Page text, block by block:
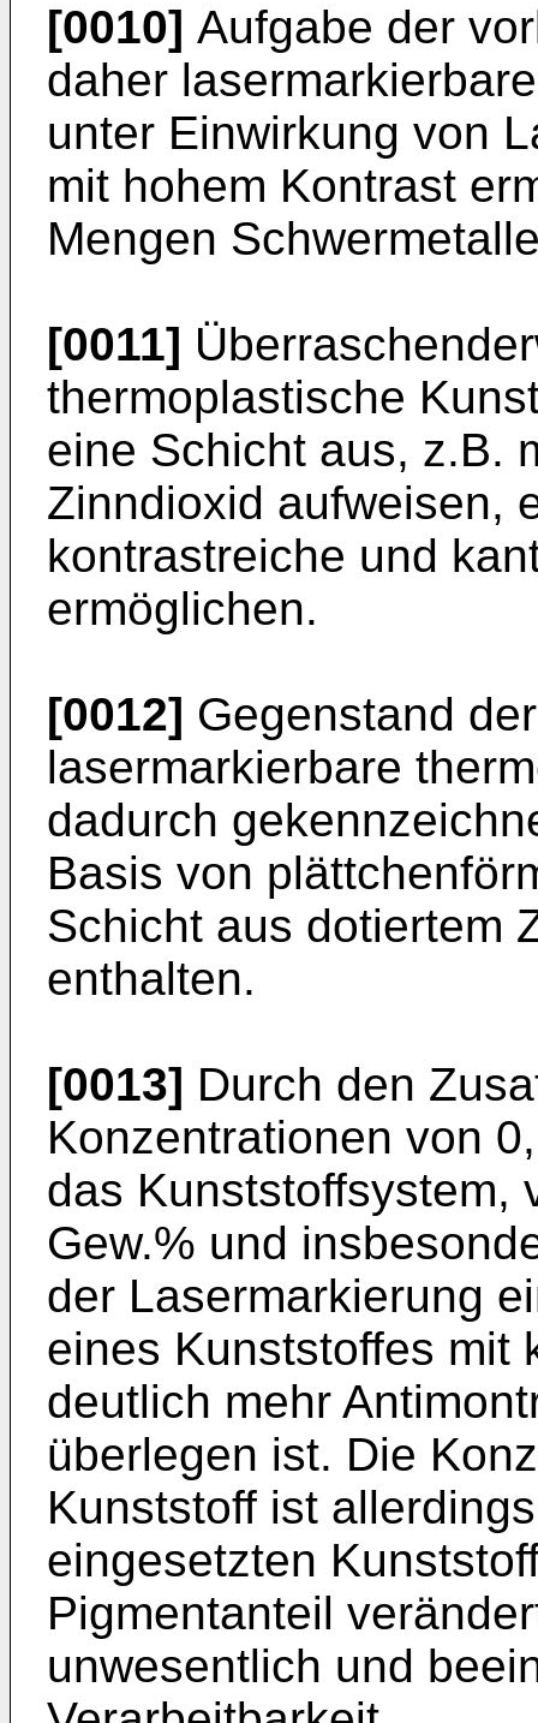
[0010] Aufgabe der
daher
unter Einwirkung von
mit hohem Kontrast
Mengen
[0011]
thermoplastische
eine Schicht aus, z.B.
Zinndioxid aufweisen,
kontrastreiche und
ermöglichen.
[0012] Gegenstand
lasermarkierbare
dadurch
Basis von
Schicht aus dotiertem
enthalten.
[0013] Durch den
Konzentrationen von
das Kunststoffsystem,
Gew.% und
der Lasermarkierung
eines Kunststoffes mit
deutlich mehr
überlegen ist. Die
Kunststoff ist
eingesetzten
Pigmentanteil
unwesentlich und